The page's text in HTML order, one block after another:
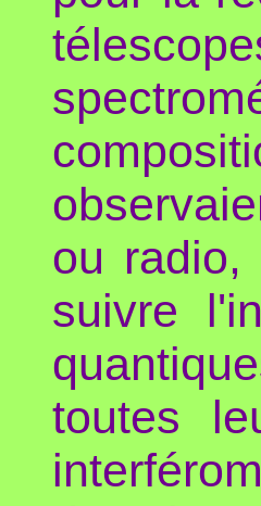
ou radio,
suivre
toutes